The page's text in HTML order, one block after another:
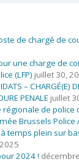
de chargé de
une charge de
(LFP) juillet 30,
– CHARGÉ(E)
PENALE juillet
régionale de police
Brussels Police
temps plein sur
2024 !